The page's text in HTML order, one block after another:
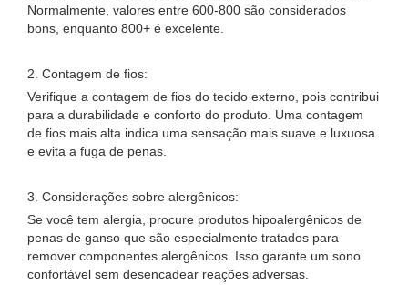
Normalmente, valores entre 600-800 são considerados
bons, enquanto 800+ é excelente.
2. Contagem de fios:
Verifique a contagem de fios do tecido externo, pois contribui
para a durabilidade e conforto do produto. Uma contagem
de fios mais alta indica uma sensação mais suave e luxuosa
e evita a fuga de penas.
3. Considerações sobre alergênicos:
Se você tem alergia, procure produtos hipoalergênicos de
penas de ganso que são especialmente tratados para
remover componentes alergênicos. Isso garante um sono
confortável sem desencadear reações adversas.